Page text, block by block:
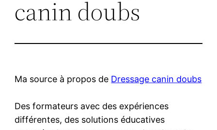
canin doubs
Ma source à propos de Dressage canin doubs
Des formateurs avec des expériences
différentes, des solutions éducatives